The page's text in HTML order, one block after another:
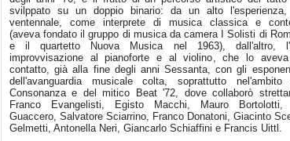
svilppato su un doppio binario: da un alto
ventennale, come interprete di musica classica e
(aveva fondato il gruppo di musica da camera I Solisti di
e il quartetto Nuova Musica nel 1963), dall'altro,
improvvisazione al pianoforte e al violino, che lo
contatto, già alla fine degli anni Sessanta, con gli
dell'avanguardia musicale colta, soprattutto
Consonanza e del mitico Beat '72, dove collaborò
Franco Evangelisti, Egisto Macchi, Mauro Bortolotti,
Guaccero, Salvatore Sciarrino, Franco Donatoni, Giacinto
Gelmetti, Antonella Neri, Giancarlo Schiaffini e Francis Uittl.